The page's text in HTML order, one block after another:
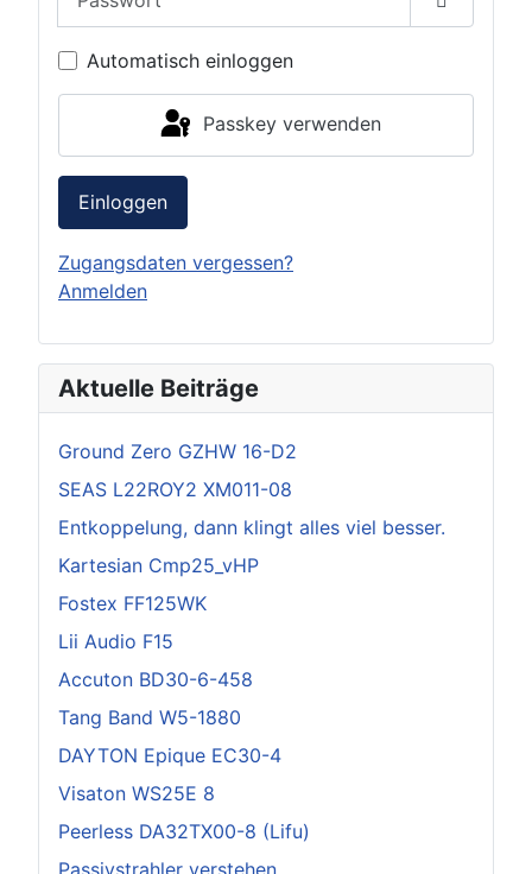
Passwort
Automatisch einloggen
Passkey verwenden
Einloggen
Zugangsdaten vergessen?
Anmelden
Aktuelle Beiträge
Ground Zero GZHW 16-D2
SEAS L22ROY2 XM011-08
Entkoppelung, dann klingt alles viel besser.
Kartesian Cmp25_vHP
Fostex FF125WK
Lii Audio F15
Accuton BD30-6-458
Tang Band W5-1880
DAYTON Epique EC30-4
Visaton WS25E 8
Peerless DA32TX00-8 (Lifu)
Passivstrahler verstehen